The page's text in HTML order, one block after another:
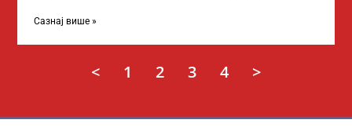
„Доситеја” Фонда
Сазнај више »
< 1 2 3 4 >